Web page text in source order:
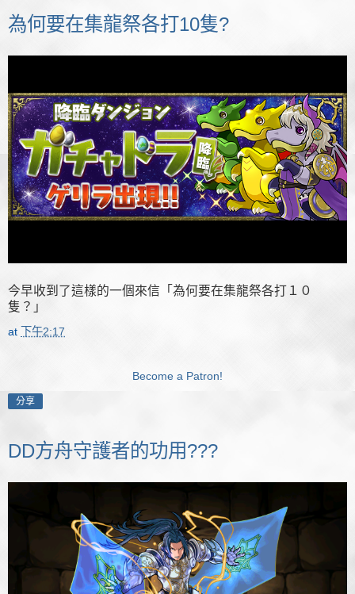
為何要在集龍祭各打10隻?
今早收到了這樣的一個來信「為何要在集龍祭各打１０
隻？」
at 下午2:17
Become a Patron!
分享
DD方舟守護者的功用???